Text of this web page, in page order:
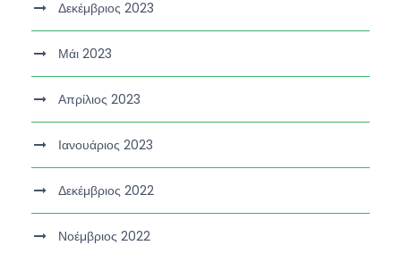
Δεκέμβριος 2023
Μάι 2023
Απρίλιος 2023
Ιανουάριος 2023
Δεκέμβριος 2022
Νοέμβριος 2022